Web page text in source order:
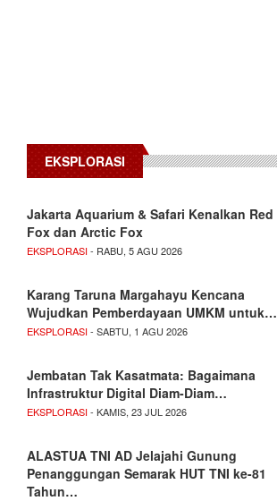
EKSPLORASI
Jakarta Aquarium & Safari Kenalkan Red
Fox dan Arctic Fox
EKSPLORASI- RABU, 5 AGU 2026
Karang Taruna Margahayu Kencana
Wujudkan Pemberdayaan UMKM untuk…
EKSPLORASI- SABTU, 1 AGU 2026
Jembatan Tak Kasatmata: Bagaimana
Infrastruktur Digital Diam-Diam…
EKSPLORASI- KAMIS, 23 JUL 2026
ALASTUA TNI AD Jelajahi Gunung
Penanggungan Semarak HUT TNI ke-81
Tahun…